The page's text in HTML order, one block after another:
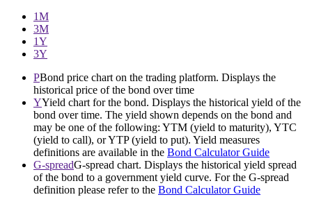
1М
3М
1Y
3Y
PBond price chart on the trading platform. Displays the
historical price of the bond over time
YYield chart for the bond. Displays the historical yield of the
bond over time. The yield shown depends on the bond and
may be one of the following: YTM (yield to maturity), YTC
(yield to call), or YTP (yield to put). Yield measures
definitions are available in the Bond Calculator Guide
G-spreadG-spread chart. Displays the historical yield spread
of the bond to a government yield curve. For the G-spread
definition please refer to the Bond Calculator Guide